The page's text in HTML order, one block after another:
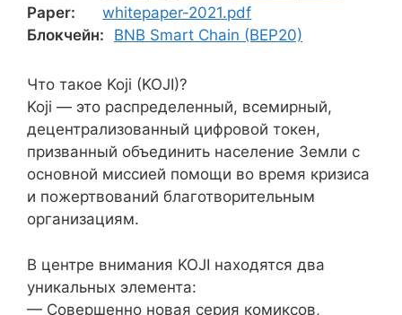
Paper:
whitepaper-2021.pdf
Блокчейн:
BNB Smart Chain (BEP20)
Что такое Koji (KOJI)?
Koji — это распределенный, всемирный,
децентрализованный цифровой токен,
призванный объединить население Земли с
основной миссией помощи во время кризиса
и пожертвований благотворительным
организациям.
В центре внимания KOJI находятся два
уникальных элемента:
— Совершенно новая серия комиксов,